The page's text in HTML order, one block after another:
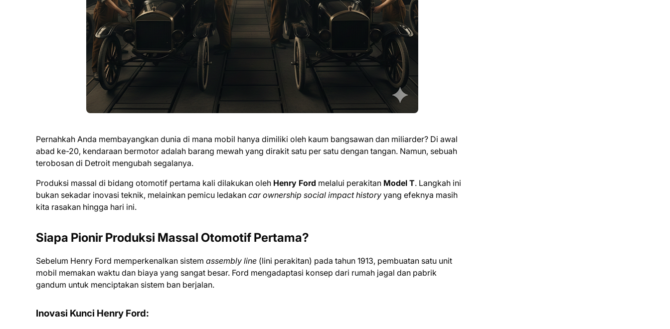
Pernahkah Anda membayangkan dunia di mana mobil hanya dimiliki oleh kaum bangsawan dan miliarder? Di awal
abad ke-20, kendaraan bermotor adalah barang mewah yang dirakit satu per satu dengan tangan. Namun, sebuah
terobosan di Detroit mengubah segalanya.
Produksi massal di bidang otomotif pertama kali dilakukan oleh Henry Ford melalui perakitan Model T. Langkah ini
bukan sekadar inovasi teknik, melainkan pemicu ledakan car ownership social impact history yang efeknya masih
kita rasakan hingga hari ini.
Siapa Pionir Produksi Massal Otomotif Pertama?
Sebelum Henry Ford memperkenalkan sistem assembly line (lini perakitan) pada tahun 1913, pembuatan satu unit
mobil memakan waktu dan biaya yang sangat besar. Ford mengadaptasi konsep dari rumah jagal dan pabrik
gandum untuk menciptakan sistem ban berjalan.
Inovasi Kunci Henry Ford: